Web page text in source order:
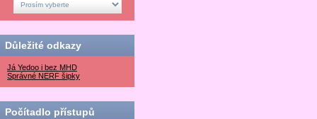
Důležité odkazy
Já Yedoo i bez MHD
Správné NERF šipky
Počítadlo přístupů